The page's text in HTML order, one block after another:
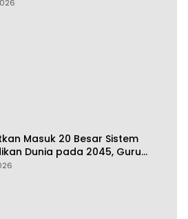
Masuk 20 Besar Sistem
Dunia pada 2045, Guru
hingga 100 Persen